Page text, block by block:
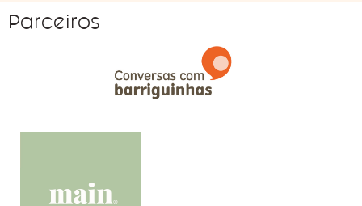
Parceiros